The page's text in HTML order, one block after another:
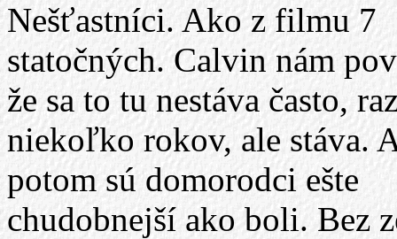
Nešťastníci. Ako z filmu 7
statočných. Calvin nám
že sa to tu nestáva často,
niekoľko rokov, ale stáva.
potom sú domorodci ešte
chudobnejší ako boli. Bez